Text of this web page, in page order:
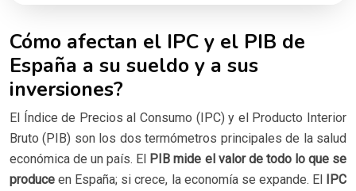
Cómo afectan el IPC y el PIB de
España a su sueldo y a sus
inversiones?
El Índice de Precios al Consumo (IPC) y el Producto Interior
Bruto (PIB) son los dos termómetros principales de la salud
económica de un país. El PIB mide el valor de todo lo que se
produce en España; si crece, la economía se expande. El IPC